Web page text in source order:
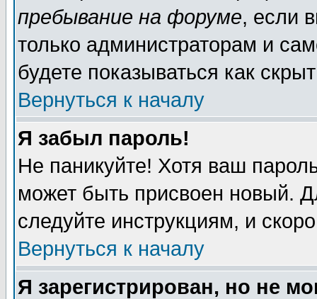
пребывание на форуме, если
только администраторам и
будете показываться как
Вернуться к началу
Я забыл пароль!
Не паникуйте! Хотя ваш
может быть присвоен новый.
следуйте инструкциям, и
Вернуться к началу
Я зарегистрирован, но не